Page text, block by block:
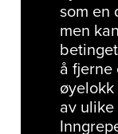
som en
men
å
av ulike